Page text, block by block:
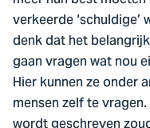
verkeerde
denk dat het
gaan vragen wat nou
Hier kunnen ze onder
mensen zelf te